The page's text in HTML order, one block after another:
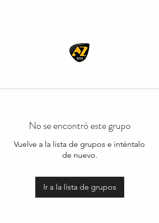
No se encontró este grupo
Vuelve a la lista de grupos e inténtalo
de nuevo.
Ir a la lista de grupos